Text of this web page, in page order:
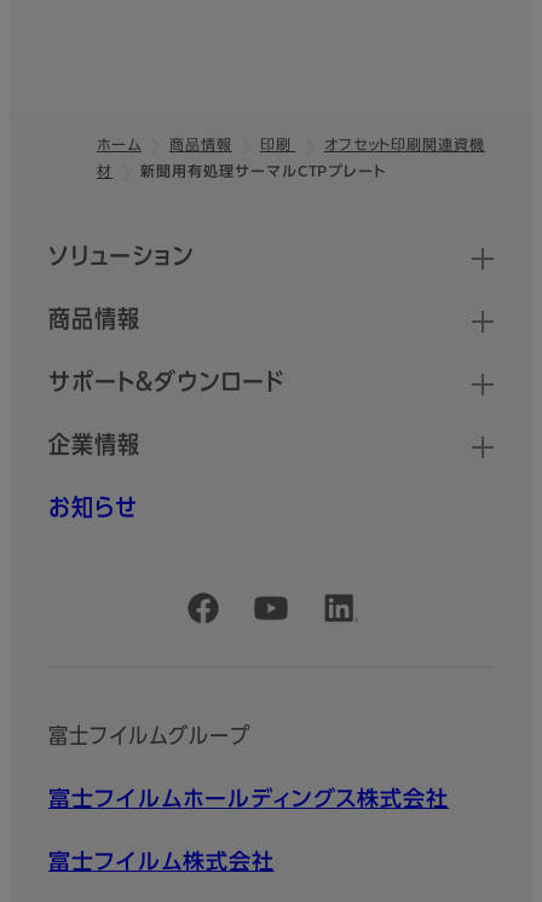
フッター
ホーム 商品情報 印刷
オフセット印刷関連資機
材
新聞用有処理サーマルCTPプレート
クイックリンク
ソリューション
商品情報
サポート＆ダウンロード
企業情報
お知らせ
公式SNSアカウント
富士フイルムグループ
富士フイルムホールディングス株式会社
富士フイルム株式会社